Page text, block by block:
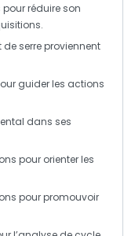
réduire son
.
de serreproviennent
guider les actions
dans ses
pour orienter les
pour promouvoir